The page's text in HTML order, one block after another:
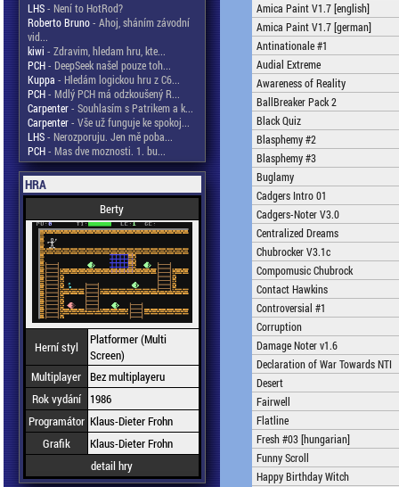
LHS- Není to HotRod?
Roberto Bruno- Ahoj, sháním závodní
vid...
kiwi - Zdravim, hledam hru, kte...
PCH- DeepSeek našel pouze toh...
Kuppa - Hledám logickou hru z C6...
PCH- Mdlý PCH má odzkoušený R...
Carpenter- Souhlasím s Patrikem a k...
Carpenter- Vše už funguje ke spokoj...
LHS- Nerozporuju. Jen mě poba...
PCH- Mas dve moznosti. 1. bu...
HRA
Berty
Herní styl
Platformer (Multi
Screen)
Multiplayer Bez multiplayeru
Rok vydání
1986
Programátor Klaus-Dieter Frohn
Grafik
Klaus-Dieter Frohn
detail hry
Amica Paint V1.7 [english]
Amica Paint V1.7 [german]
Antinationale #1
Audial Extreme
Awareness of Reality
BallBreaker Pack 2
Black Quiz
Blasphemy #2
Blasphemy #3
Buglamy
Cadgers Intro 01
Cadgers-Noter V3.0
Centralized Dreams
Chubrocker V3.1c
Compomusic Chubrock
Contact Hawkins
Controversial #1
Corruption
Damage Noter v1.6
Declaration of War Towards NTI
Desert
Fairwell
Flatline
Fresh #03 [hungarian]
Funny Scroll
Happy Birthday Witch